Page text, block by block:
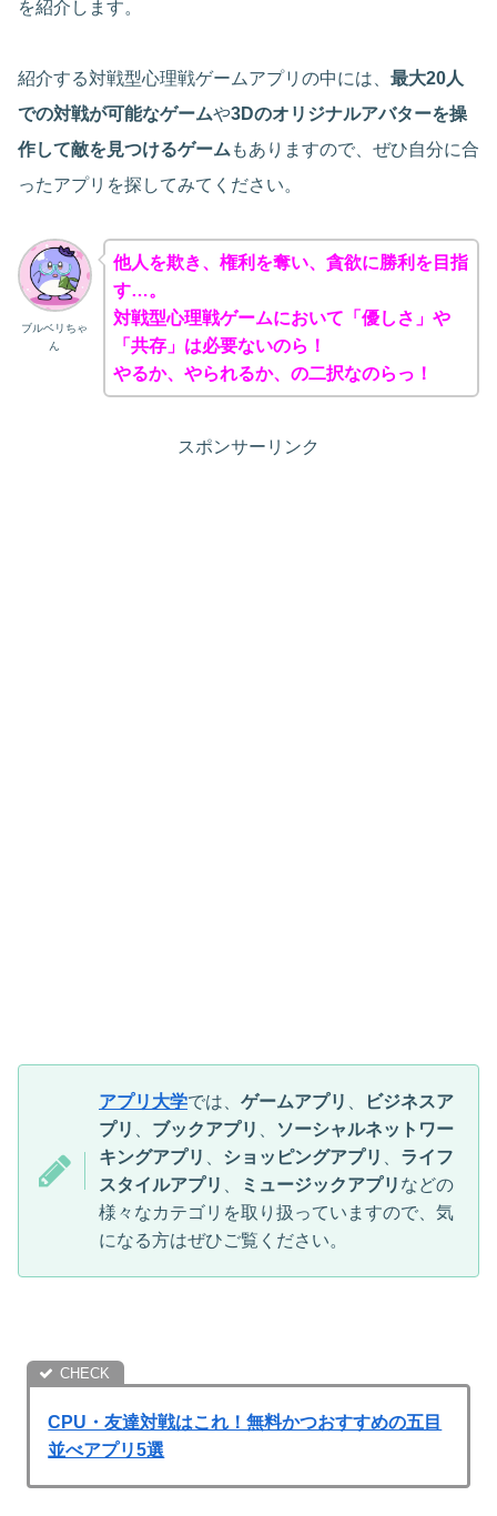
を紹介します。
紹介する対戦型心理戦ゲームアプリの中には、 最大20人
での対戦が可能なゲームや3Dのオリジナルアバターを操
作して敵を見つけるゲーム もありますので、ぜひ自分に合
ったアプリを探してみてください。
ブルベリちゃ
ん
他人を欺き、権利を奪い、貪欲に勝利を目指
す…。
対戦型心理戦ゲームにおいて「優しさ」や
「共存」は必要ないのら！
やるか、やられるか、の二択なのらっ！
スポンサーリンク
アプリ大学では、 ゲームアプリ
ビジネスア
プリ
ブックアプリ
ソーシャルネットワー
キングアプリ
ショッピングアプリ
ライフ
スタイルアプリ
ミュージックアプリ などの
様々なカテゴリを取り扱っていますので、気
になる方はぜひご覧ください。
CPU・友達対戦はこれ！無料かつおすすめの五目
並べアプリ5選